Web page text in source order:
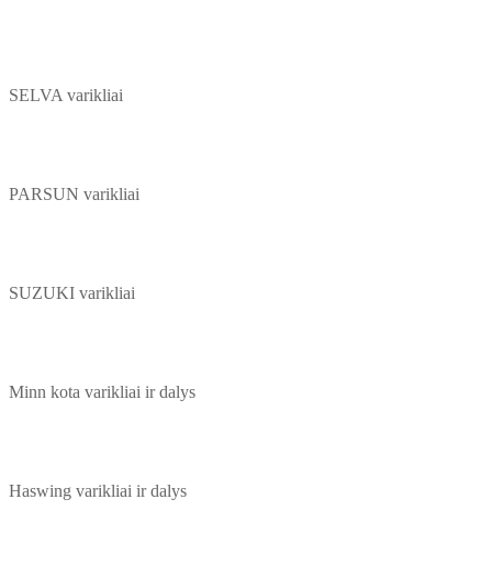
SELVA varikliai
PARSUN varikliai
SUZUKI varikliai
Minn kota varikliai ir dalys
Haswing varikliai ir dalys